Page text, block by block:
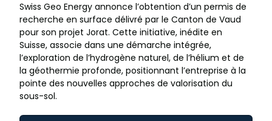
Swiss Geo Energy annonce l’obtention d’un permis de
recherche en surface délivré par le Canton de Vaud
pour son projet Jorat. Cette initiative, inédite en
Suisse, associe dans une démarche intégrée,
l’exploration de l’hydrogène naturel, de l’hélium et de
la géothermie profonde, positionnant l’entreprise à la
pointe des nouvelles approches de valorisation du
sous-sol.